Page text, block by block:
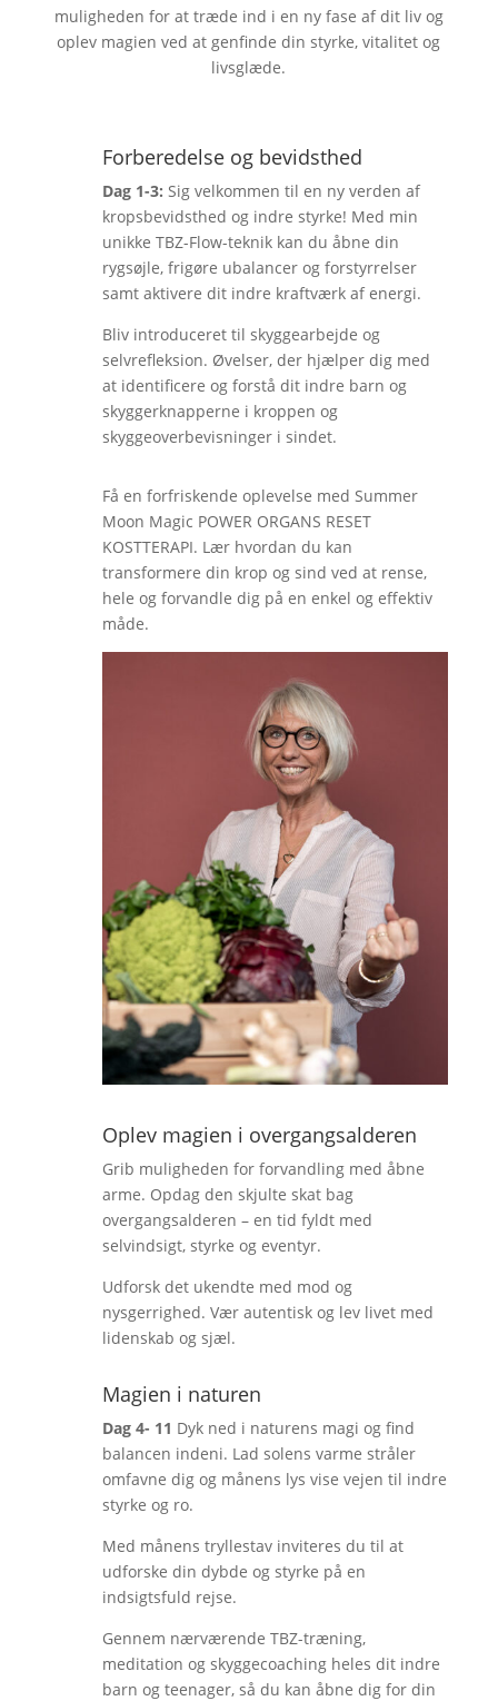
muligheden for at træde ind i en ny fase af dit liv og
oplev magien ved at genfinde din styrke, vitalitet og
livsglæde.
Forberedelse og bevidsthed
Dag 1-3: Sig velkommen til en ny verden af
kropsbevidsthed og indre styrke! Med min
unikke TBZ-Flow-teknik kan du åbne din
rygsøjle, frigøre ubalancer og forstyrrelser
samt aktivere dit indre kraftværk af energi.
Bliv introduceret til skyggearbejde og
selvrefleksion. Øvelser, der hjælper dig med
at identificere og forstå dit indre barn og
skyggerknapperne i kroppen og
skyggeoverbevisninger i sindet.
Få en forfriskende oplevelse med Summer
Moon Magic POWER ORGANS RESET
KOSTTERAPI. Lær hvordan du kan
transformere din krop og sind ved at rense,
hele og forvandle dig på en enkel og effektiv
måde.
Oplev magien i overgangsalderen
Grib muligheden for forvandling med åbne
arme. Opdag den skjulte skat bag
overgangsalderen – en tid fyldt med
selvindsigt, styrke og eventyr.
Udforsk det ukendte med mod og
nysgerrighed. Vær autentisk og lev livet med
lidenskab og sjæl.
Magien i naturen
Dag 4- 11 Dyk ned i naturens magi og find
balancen indeni. Lad solens varme stråler
omfavne dig og månens lys vise vejen til indre
styrke og ro.
Med månens tryllestav inviteres du til at
udforske din dybde og styrke på en
indsigtsfuld rejse.
Gennem nærværende TBZ-træning,
meditation og skyggecoaching heles dit indre
barn og teenager, så du kan åbne dig for din